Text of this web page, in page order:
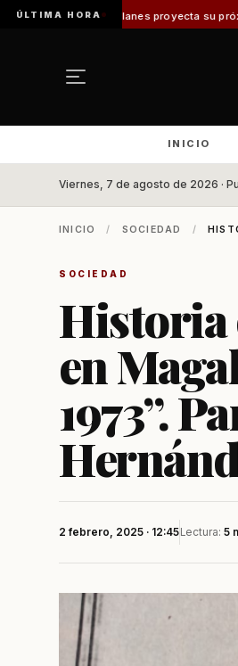
ÚLTIMA HORA
su próxima temporada con el inicio
INICIO
Viernes, 7 de agosto de 2026 ·
INICIO / SOCIEDAD /
SOCIEDAD
Historia
en
1973”.
2 febrero, 2025 · 12:45Lectura: 5